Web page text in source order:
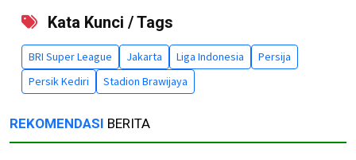
Kata Kunci / Tags
BRI Super League Jakarta Liga Indonesia
Persija
Persik Kediri
Stadion Brawijaya
REKOMENDASI BERITA